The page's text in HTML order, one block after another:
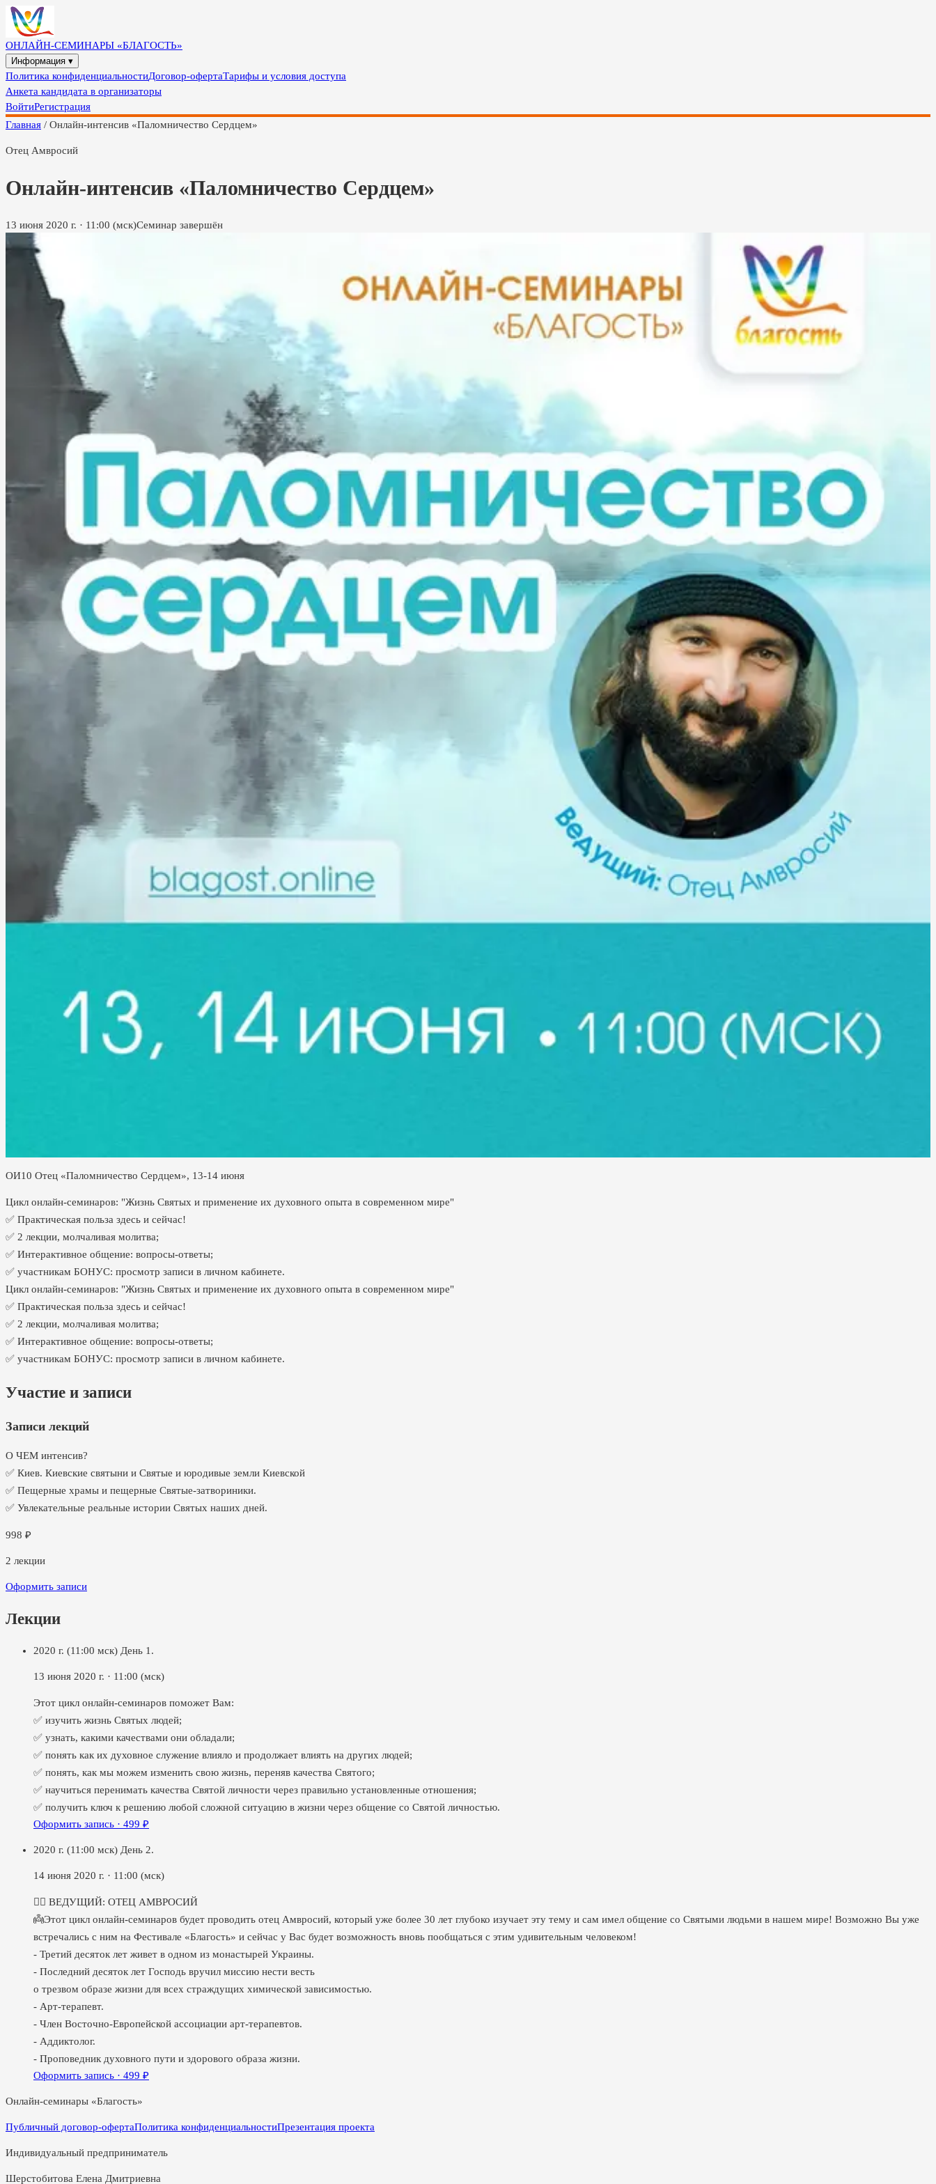
ОНЛАЙН-СЕМИНАРЫ «БЛАГОСТЬ»
Информация ▾
Политика конфиденциальностиДоговор-офертаТарифы и условия доступа
Анкета кандидата в организаторы
ВойтиРегистрация
Главная / Онлайн-интенсив «Паломничество Сердцем»
Отец Амвросий
Онлайн-интенсив «Паломничество Сердцем»
13 июня 2020 г. · 11:00 (мск)Семинар завершён
ОИ10 Отец «Паломничество Сердцем», 13-14 июня
Цикл онлайн-семинаров: "Жизнь Святых и применение их духовного опыта в современном мире"
✅ Практическая польза здесь и сейчас!
✅ 2 лекции, молчаливая молитва;
✅ Интерактивное общение: вопросы-ответы;
✅ участникам БОНУС: просмотр записи в личном кабинете.
Цикл онлайн-семинаров: "Жизнь Святых и применение их духовного опыта в современном мире"
✅ Практическая польза здесь и сейчас!
✅ 2 лекции, молчаливая молитва;
✅ Интерактивное общение: вопросы-ответы;
✅ участникам БОНУС: просмотр записи в личном кабинете.
Участие и записи
Записи лекций
О ЧЕМ интенсив?
✅ Киев. Киевские святыни и Святые и юродивые земли Киевской
✅ Пещерные храмы и пещерные Святые-затвориники.
✅ Увлекательные реальные истории Святых наших дней.
998 ₽
2 лекции
Оформить записи
Лекции
2020 г. (11:00 мск) День 1.
13 июня 2020 г. · 11:00 (мск)
Этот цикл онлайн-семинаров поможет Вам:
✅ изучить жизнь Святых людей;
✅ узнать, какими качествами они обладали;
✅ понять как их духовное служение влияло и продолжает влиять на других людей;
✅ понять, как мы можем изменить свою жизнь, переняв качества Святого;
✅ научиться перенимать качества Святой личности через правильно установленные отношения;
✅ получить ключ к решению любой сложной ситуацию в жизни через общение со Святой личностью.
Оформить запись · 499 ₽
2020 г. (11:00 мск) День 2.
14 июня 2020 г. · 11:00 (мск)
✍🏻 ВЕДУЩИЙ: ОТЕЦ АМВРОСИЙ
👼Этот цикл онлайн-семинаров будет проводить отец Амвросий, который уже более 30 лет глубоко изучает эту тему и сам имел общение со Святыми людьми в нашем мире! Возможно Вы уже
встречались с ним на Фестивале «Благость» и сейчас у Вас будет возможность вновь пообщаться с этим удивительным человеком!
- Третий десяток лет живет в одном из монастырей Украины.
- Последний десяток лет Господь вручил миссию нести весть
о трезвом образе жизни для всех страждущих химической зависимостью.
- Арт-терапевт.
- Член Восточно-Европейской ассоциации арт-терапевтов.
- Аддиктолог.
- Проповедник духовного пути и здорового образа жизни.
Оформить запись · 499 ₽
Онлайн-семинары «Благость»
Публичный договор-офертаПолитика конфиденциальностиПрезентация проекта
Индивидуальный предприниматель
Шерстобитова Елена Дмитриевна